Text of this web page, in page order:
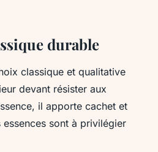
durable
classique et qualitative
devant résister aux
il apporte cachet et
sont à privilégier